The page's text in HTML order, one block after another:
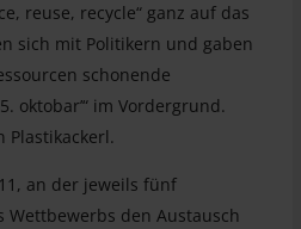
reuse, recycle“ ganz auf das
sich mit Politikern und gaben
schonende
oktobar’“ im Vordergrund.
Plastikackerl.
an der jeweils fünf
Wettbewerbs den Austausch